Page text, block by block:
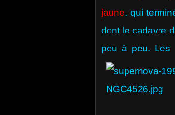
jaune, qui
dont le cadavre
peu à peu. Les